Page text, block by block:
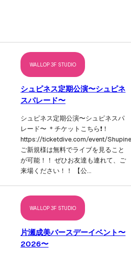
WALLOP 3F STUDIO
シュピネス定期公演〜シュピネ
スパレード〜
シュピネス定期公演〜シュピネスパ
レード〜 ＊チケットこちら❗️！
https://ticketdive.com/event/
ご新規様は無料でライブを見ること
が可能！！ ぜひお友達も連れて、ご
来場ください！！ 【公…
WALLOP 3F STUDIO
片瀬成美バースデーイベント〜
2026〜